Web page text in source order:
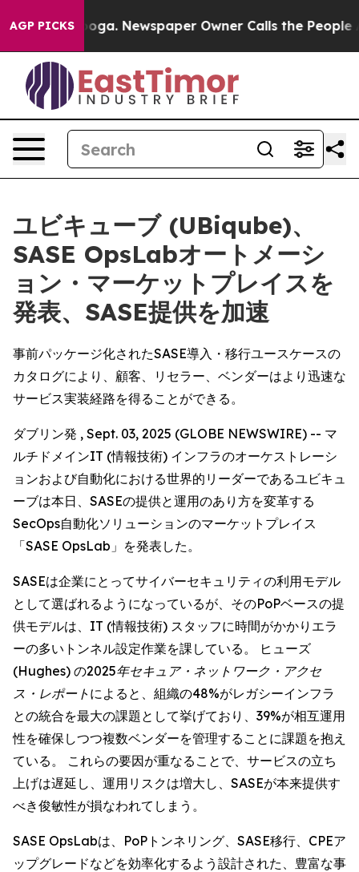
AGP PICKS
Chattanooga. Newspaper Owner Calls the People
ユビキューブ (UBiqube)、
SASE OpsLabオートメーシ
ョン・マーケットプレイスを
発表、SASE提供を加速
事前パッケージ化されたSASE導入・移行ユースケースの
カタログにより、顧客、リセラー、ベンダーはより迅速な
サービス実装経路を得ることができる。
ダブリン発 , Sept. 03, 2025 (GLOBE NEWSWIRE) -- マ
ルチドメインIT (情報技術) インフラのオーケストレーシ
ョンおよび自動化における世界的リーダーであるユビキュ
ーブは本日、SASEの提供と運用のあり方を変革する
SecOps自動化ソリューションのマーケットプレイス
「SASE OpsLab」を発表した。
SASEは企業にとってサイバーセキュリティの利用モデル
として選ばれるようになっているが、そのPoPベースの提
供モデルは、IT (情報技術) スタッフに時間がかかりエラ
ーの多いトンネル設定作業を課している。 ヒューズ
(Hughes) の2025年セキュア・ネットワーク・アクセ
ス・レポート によると、組織の48%がレガシーインフラ
との統合を最大の課題として挙げており、39%が相互運用
性を確保しつつ複数ベンダーを管理することに課題を抱え
ている。 これらの要因が重なることで、サービスの立ち
上げは遅延し、運用リスクは増大し、SASEが本来提供す
べき俊敏性が損なわれてしまう。
SASE OpsLabは、PoPトンネリング、SASE移行、CPEア
ップグレードなどを効率化するよう設計された、豊富な事